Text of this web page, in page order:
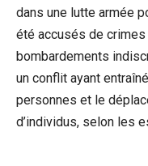
dans une lutte armée
été accusés de
bombardements
un conflit ayant
personnes et le
d’individus, selon les